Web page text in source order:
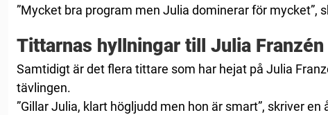
”Mycket bra program men Julia dominerar för mycket”,
Tittarnas hyllningar till Julia Franzén
Samtidigt är det flera tittare som har hejat på Julia
tävlingen.
”Gillar Julia, klart högljudd men hon är smart”, skriver en